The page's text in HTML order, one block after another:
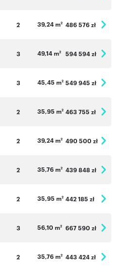
2 39,24 m2 486 576 zł
3 49,14 m2 594 594 zł
3 45,45 m2 549 945 zł
2 35,95 m2 463 755 zł
2 39,24 m2 490 500 zł
2 35,76 m2 439 848 zł
2 35,95 m2 442 185 zł
3 56,10 m2 667 590 zł
2 35,76 m2 443 424 zł